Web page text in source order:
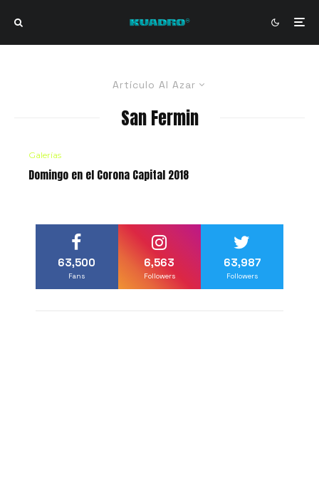
Artículo Al Azar
San Fermin
Galerías
Domingo en el Corona Capital 2018
63,500
Fans
6,563
Followers
63,987
Followers